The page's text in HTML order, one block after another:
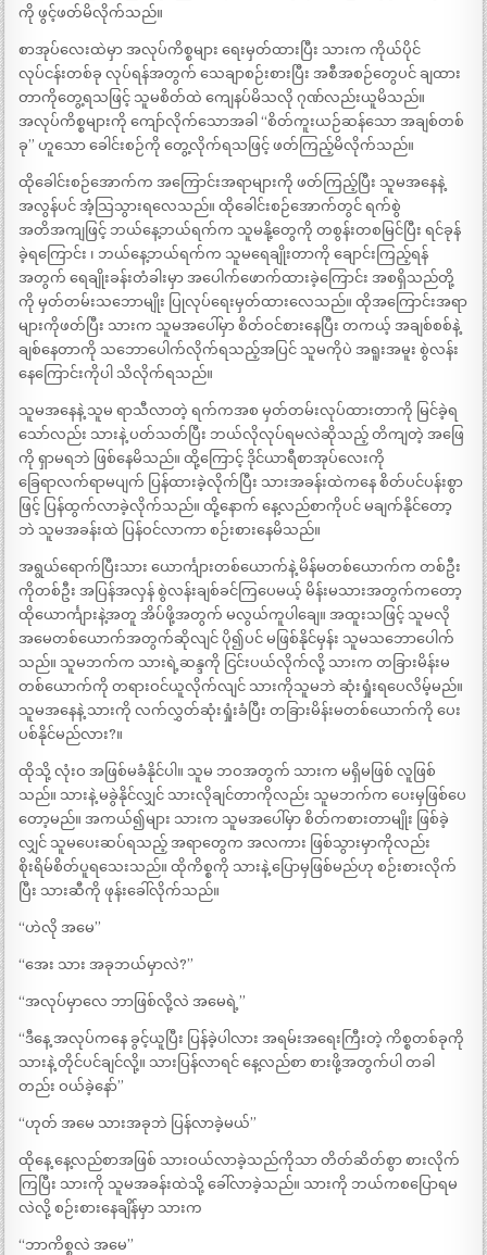
ကို ဖွင့်ဖတ်မိလိုက်သည်။
စာအုပ်လေးထဲမှာ အလုပ်ကိစ္စများ ရေးမှတ်ထားပြီး သားက ကိုယ်ပိုင်
လုပ်ငန်းတစ်ခု လုပ်ရန်အတွက် သေချာစဉ်းစားပြီး အစီအစဉ်တွေပင် ချထား
တာကိုတွေ့ရသဖြင့် သူမစိတ်ထဲ ကျေနပ်မိသလို ဂုဏ်လည်းယူမိသည်။
အလုပ်ကိစ္စများကို ကျော်လိုက်သောအခါ “စိတ်ကူးယဉ်ဆန်သော အချစ်တစ်
ခု” ဟူသော ခေါင်းစဉ်ကို တွေ့လိုက်ရသဖြင့် ဖတ်ကြည့်မိလိုက်သည်။
ထိုခေါင်းစဉ်အောက်က အကြောင်းအရာများကို ဖတ်ကြည့်ပြီး သူမအနေနဲ့
အလွန်ပင် အံ့သြသွားရလေသည်။ ထိုခေါင်းစဉ်အောက်တွင် ရက်စွဲ
အတိအကျဖြင့် ဘယ်နေ့ဘယ်ရက်က သူမနို့တွေကို တစွန်းတစမြင်ပြီး ရင်ခုန်
ခဲ့ရကြောင်း ၊ ဘယ်နေ့ဘယ်ရက်က သူမရေချိုးတာကို ချောင်းကြည့်ရန်
အတွက် ရေချိုးခန်းတံခါးမှာ အပေါက်ဖောက်ထားခဲ့ကြောင်း အစရှိသည်တို့
ကို မှတ်တမ်းသဘောမျိုး ပြုလုပ်ရေးမှတ်ထားလေသည်။ ထိုအကြောင်းအရာ
များကိုဖတ်ပြီး သားက သူမအပေါ်မှာ စိတ်ဝင်စားနေပြီး တကယ့် အချစ်စစ်နဲ့
ချစ်နေတာကို သဘောပေါက်လိုက်ရသည့်အပြင် သူမကိုပဲ အရူးအမူး စွဲလန်း
နေကြောင်းကိုပါ သိလိုက်ရသည်။
သူမအနေနဲ့ သူမ ရာသီလာတဲ့ ရက်ကအစ မှတ်တမ်းလုပ်ထားတာကို မြင်ခဲ့ရ
သော်လည်း သားနဲ့ ပတ်သတ်ပြီး ဘယ်လိုလုပ်ရမလဲဆိုသည့် တိကျတဲ့ အဖြေ
ကို ရှာမရဘဲ ဖြစ်နေမိသည်။ ထို့ကြောင့် ဒိုင်ယာရီစာအုပ်လေးကို
ခြေရာလက်ရာမပျက် ပြန်ထားခဲ့လိုက်ပြီး သားအခန်းထဲကနေ စိတ်ပင်ပန်းစွာ
ဖြင့် ပြန်ထွက်လာခဲ့လိုက်သည်။ ထို့နောက် နေ့လည်စာကိုပင် မချက်နိုင်တော့
ဘဲ သူမအခန်းထဲ ပြန်ဝင်လာကာ စဉ်းစားနေမိသည်။
အရွယ်ရောက်ပြီးသား ယောင်္ကျားတစ်ယောက်နဲ့ မိန်မတစ်ယောက်က တစ်ဦး
ကိုတစ်ဦး အပြန်အလှန် စွဲလန်းချစ်ခင်ကြပေမယ့် မိန်းမသားအတွက်ကတော့
ထိုယောင်္ကျားနဲ့အတူ အိပ်ဖို့အတွက် မလွယ်ကူပါချေ။ အထူးသဖြင့် သူမလို
အမေတစ်ယောက်အတွက်ဆိုလျင် ပို၍ပင် မဖြစ်နိုင်မှန်း သူမသဘောပေါက်
သည်။ သူမဘက်က သားရဲ့ဆန္ဒကို ငြင်းပယ်လိုက်လို့ သားက တခြားမိန်းမ
တစ်ယောက်ကို တရားဝင်ယူလိုက်လျင် သားကိုသူမဘဲ ဆုံးရှုံးရပေလိမ့်မည်။
သူမအနေနဲ့ သားကို လက်လွှတ်ဆုံးရှုံးခံပြီး တခြားမိန်းမတစ်ယောက်ကို ပေး
ပစ်နိုင်မည်လား?။
ထိုသို့ လုံးဝ အဖြစ်မခံနိုင်ပါ။ သူမ ဘဝအတွက် သားက မရှိမဖြစ် လူဖြစ်
သည်။ သားနဲ့ မခွဲနိုင်လျှင် သားလိုချင်တာကိုလည်း သူမဘက်က ပေးမှဖြစ်ပေ
တော့မည်။ အကယ်၍များ သားက သူမအပေါ်မှာ စိတ်ကစားတာမျိုး ဖြစ်ခဲ့
လျှင် သူမပေးဆပ်ရသည့် အရာတွေက အလကား ဖြစ်သွားမှာကိုလည်း
စိုးရိမ်စိတ်ပူရသေးသည်။ ထိုကိစ္စကို သားနဲ့ ပြောမှဖြစ်မည်ဟု စဉ်းစားလိုက်
ပြီး သားဆီကို ဖုန်းခေါ်လိုက်သည်။
“ဟဲလို အမေ”
“အေး သား အခုဘယ်မှာလဲ?”
“အလုပ်မှာလေ ဘာဖြစ်လို့လဲ အမေရဲ့”
“ဒီနေ့ အလုပ်ကနေ ခွင့်ယူပြီး ပြန်ခဲ့ပါလား အရမ်းအရေးကြီးတဲ့ ကိစ္စတစ်ခုကို
သားနဲ့ တိုင်ပင်ချင်လို့။ သားပြန်လာရင် နေ့လည်စာ စားဖို့အတွက်ပါ တခါ
တည်း ဝယ်ခဲ့နော်”
“ဟုတ် အမေ သားအခုဘဲ ပြန်လာခဲ့မယ်”
ထိုနေ့ နေ့လည်စာအဖြစ် သားဝယ်လာခဲ့သည်ကိုသာ တိတ်ဆိတ်စွာ စားလိုက်
ကြပြီး သားကို သူမအခန်းထဲသို့ ခေါ်လာခဲ့သည်။ သားကို ဘယ်ကစပြောရမ
လဲလို့ စဉ်းစားနေချိန်မှာ သားက
“ဘာကိစ္စလဲ အမေ”